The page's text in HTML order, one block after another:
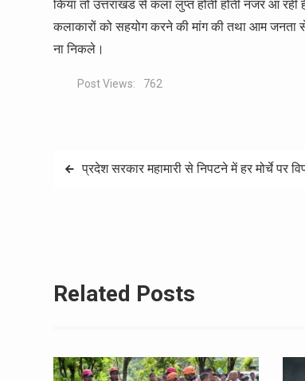
किया तो उत्तराखंड से कला लुप्त होती होती नजर आ
कलाकारों को सहयोग करने की मांग की तथा आम जनता
ना निकले।
Post Views: 762
Postप्रदेश सरकार महामारी से निपटने में हर मोर्चे पर
Related Posts